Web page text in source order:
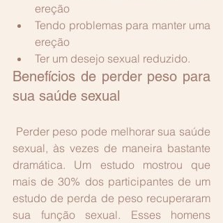
ereção
Tendo problemas para manter uma
ereção
Ter um desejo sexual reduzido.
Benefícios de perder peso para
sua saúde sexual
sexual, às vezes de maneira bastante
dramática. Um estudo mostrou que
mais de 30% dos participantes de um
estudo de perda de peso recuperaram
sua função sexual. Esses homens